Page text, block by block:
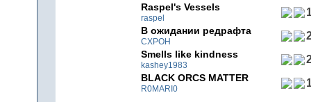
Raspel's Vessels
raspel
В ожидании редрафта
CXPOH
Smells like kindness
kashey1983
BLACK ORCS MATTER
R0MARI0